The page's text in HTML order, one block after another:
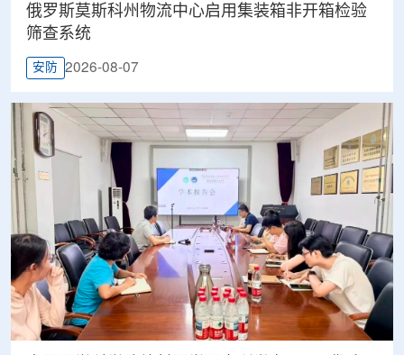
俄罗斯莫斯科州物流中心启用集装箱非开箱检验
筛查系统
安防 2026-08-07